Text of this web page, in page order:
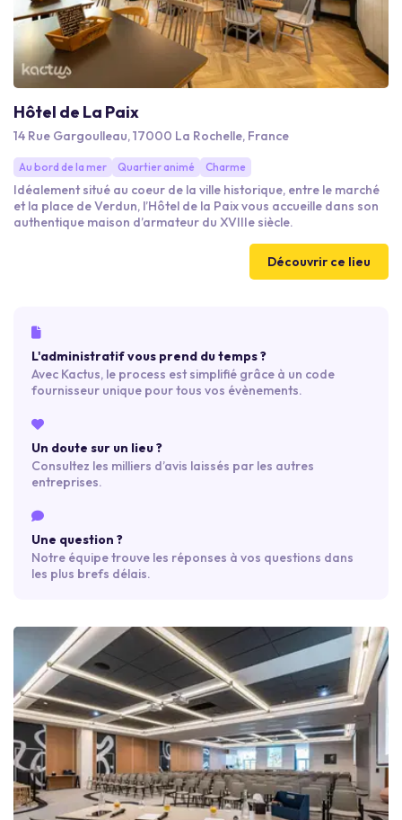
d’un devis détaillé par l'hôtel.
Hôtel de La Paix
14 Rue Gargoulleau, 17000 La Rochelle, France
Au bord de la mer Quartier animé Charme
Idéalement situé au coeur de la ville historique, entre le marché
et la place de Verdun, l’Hôtel de la Paix vous accueille dans son
authentique maison d’armateur du XVIIIe siècle.
Découvrir ce lieu
L'administratif vous prend du temps ?
Avec Kactus, le process est simplifié grâce à un code
fournisseur unique pour tous vos évènements.
Un doute sur un lieu ?
Consultez les milliers d’avis laissés par les autres
entreprises.
Une question ?
Notre équipe trouve les réponses à vos questions dans
les plus brefs délais.